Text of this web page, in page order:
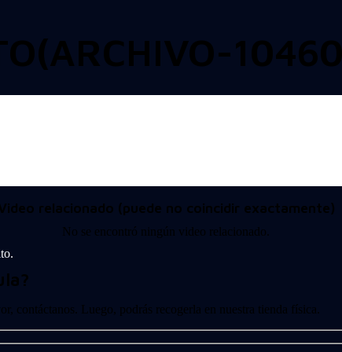
relacionado (puede no coincidir exactamente)
No se encontró ningún video relacionado.
contáctanos. Luego, podrás recogerla en nuestra tienda física.